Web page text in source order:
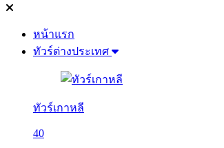
หน้าแรก
ทัวร์ต่างประเทศ
ทัวร์เกาหลี
40